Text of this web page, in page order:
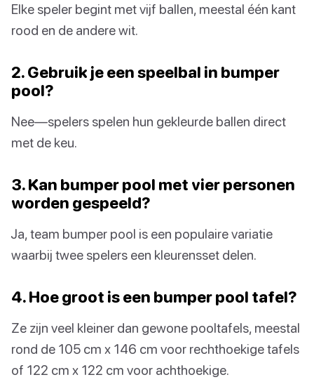
Elke speler begint met vijf ballen, meestal één kant
rood en de andere wit.
2. Gebruik je een speelbal in bumper
pool?
Nee—spelers spelen hun gekleurde ballen direct
met de keu.
3. Kan bumper pool met vier personen
worden gespeeld?
Ja, team bumper pool is een populaire variatie
waarbij twee spelers een kleurensset delen.
4. Hoe groot is een bumper pool tafel?
Ze zijn veel kleiner dan gewone pooltafels, meestal
rond de 105 cm x 146 cm voor rechthoekige tafels
of 122 cm x 122 cm voor achthoekige.